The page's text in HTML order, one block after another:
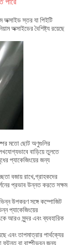
পারে
অক্সাইড স্তর যা পিইটি
অক্সাইডের বৈশিষ্ট্য রয়েছে
মতো ছোট অণুগুলির
বাড়িয়ে তুলতে
প্যাকেজিংয়ের জন্য
বজায় রাখে,গ্রাহকদের
প্রভাব উন্নত করতে সক্ষম
উপকরণ সঙ্গে কম্পোজিট
প্যাকেজিংয়ের
আরও সুন্দর এবং ব্যবহারিক
এবং তাপমাত্রার পার্থক্যের
ফুটন্ত বা বাষ্পীভবন জন্য